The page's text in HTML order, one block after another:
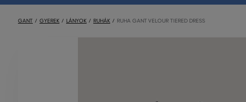
GANT GYEREK LÁNYOK RUHÁK RUHA GANT VELOUR TIERED DRESS